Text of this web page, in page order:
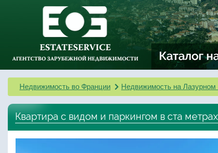
Недвижимость во Франции Недвижимость на Лазурном
Квартира с видом и паркингом в ста